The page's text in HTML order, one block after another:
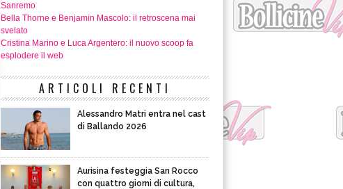
Sanremo
Bella Thorne e Benjamin Mascolo: il retroscena mai
svelato
Cristina Marino e Luca Argentero: il nuovo scoop fa
esplodere il web
ARTICOLI RECENTI
Alessandro Matri entra nel cast
di Ballando 2026
Aurisina festeggia San Rocco
con quattro giorni di cultura,